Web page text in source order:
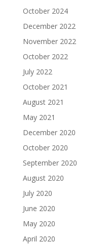
October 2024
December 2022
November 2022
October 2022
July 2022
October 2021
August 2021
May 2021
December 2020
October 2020
September 2020
August 2020
July 2020
June 2020
May 2020
April 2020